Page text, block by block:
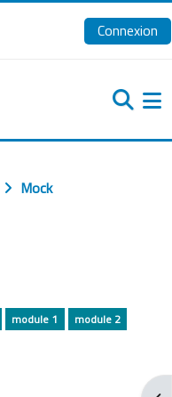
Connexion
Mock
module 1 module 2